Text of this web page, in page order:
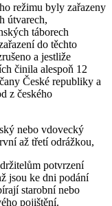
režimu byly zařazeny
útvarech,
táborech
do těchto
a jestliže
činila alespoň 12
České republiky a
z českého
nebo vdovecký
až třetí odrážkou,
potvrzení
jsou ke dni podání
starobní nebo
pojištění.